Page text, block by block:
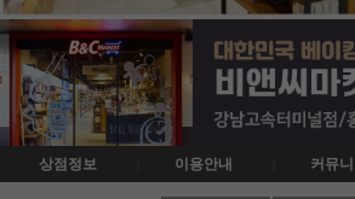
상점정보 이용안내 커뮤